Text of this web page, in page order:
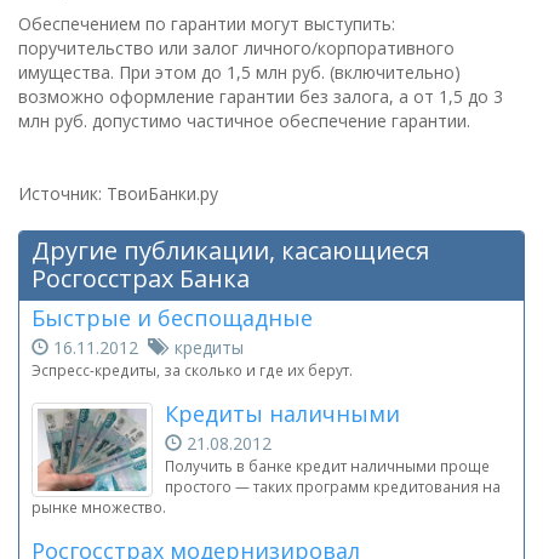
Обеспечением по гарантии могут выступить:
поручительство или залог личного/корпоративного
имущества. При этом до 1,5 млн руб. (включительно)
возможно оформление гарантии без залога, а от 1,5 до 3
млн руб. допустимо частичное обеспечение гарантии.
Источник: ТвоиБанки.ру
Другие публикации, касающиеся
Росгосстрах Банка
Быстрые и беспощадные
16.11.2012 кредиты
Эспресс-кредиты, за сколько и где их берут.
Кредиты наличными
21.08.2012
Получить в банке кредит наличными проще
простого — таких программ кредитования на
рынке множество.
Росгосстрах модернизировал